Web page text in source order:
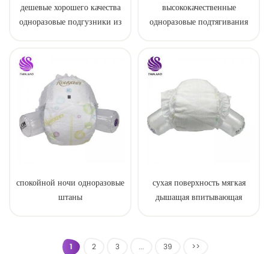
дешевые хорошего качества
одноразовые подгузники из
высококачественные
одноразовые подтягивания
спокойной ночи одноразовые
штаны
сухая поверхность мягкая
дышащая впитывающая
1 2 3 ... 39 >>